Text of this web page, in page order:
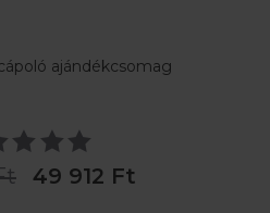
ajándékcsomag
49 912 Ft